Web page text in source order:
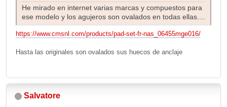
He mirado en internet varias marcas y compuestos para
ese modelo y los agujeros son ovalados en todas ellas....
https://www.cmsnl.com/products/pad-set-fr-nas_06455mge016/
Hasta las originales son ovalados sus huecos de anclaje
Salvatore